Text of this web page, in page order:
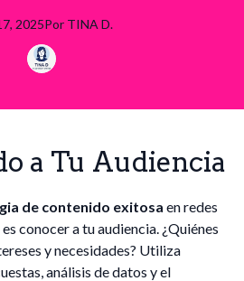
2025Por TINA D.
a Tu Audiencia
de contenido exitosa en redes
conocer a tu audiencia. ¿Quiénes
y necesidades? Utiliza
análisis de datos y el